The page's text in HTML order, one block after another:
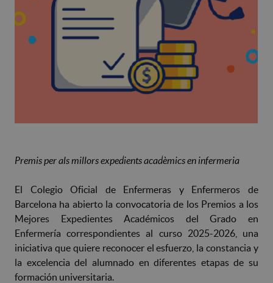
Premis per als millors expedients acadèmics en infermeria
El Colegio Oficial de Enfermeras y Enfermeros de
Barcelona ha abierto la convocatoria de los Premios a los
Mejores Expedientes Académicos del Grado en
Enfermería correspondientes al curso 2025-2026, una
iniciativa que quiere reconocer el esfuerzo, la constancia y
la excelencia del alumnado en diferentes etapas de su
formación universitaria.